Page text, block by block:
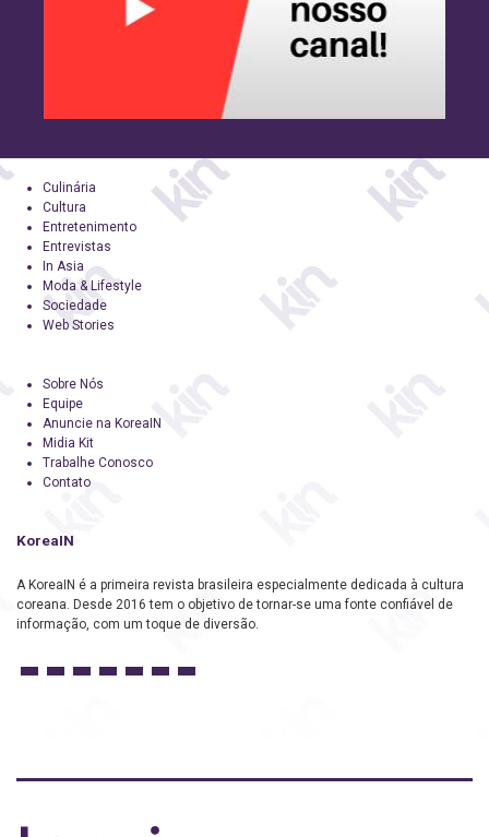
Culinária
Cultura
Entretenimento
Entrevistas
In Asia
Moda & Lifestyle
Sociedade
Web Stories
Sobre Nós
Equipe
Anuncie na KoreaIN
Midia Kit
Trabalhe Conosco
Contato
KoreaIN
A KoreaIN é a primeira revista brasileira especialmente dedicada à cultura
coreana. Desde 2016 tem o objetivo de tornar-se uma fonte confiável de
informação, com um toque de diversão.